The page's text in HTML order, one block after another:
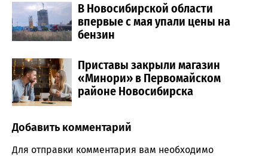
В Новосибирской области
впервые с мая упали цены на
бензин
Приставы закрыли магазин
«Минори» в Первомайском
районе Новосибирска
Comment section
Добавить комментарий
Для отправки комментария вам необходимо